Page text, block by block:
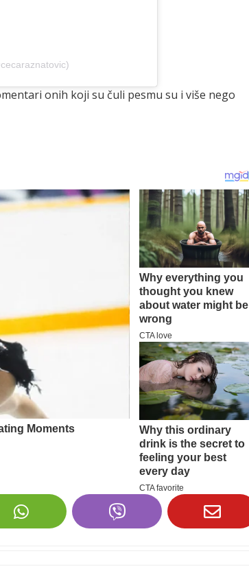
onih koji su čuli pesmu su i više nego